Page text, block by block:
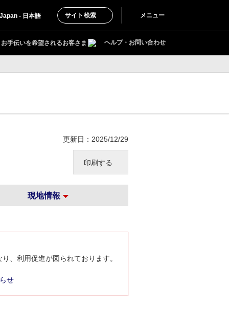
- 日本語 サイト検索 メニュー
お手伝いを希望されるお客さま ヘルプ・お問い合わせ
更新日：2025/12/29
印刷する
現地情報
、利用促進が図られております。
せ